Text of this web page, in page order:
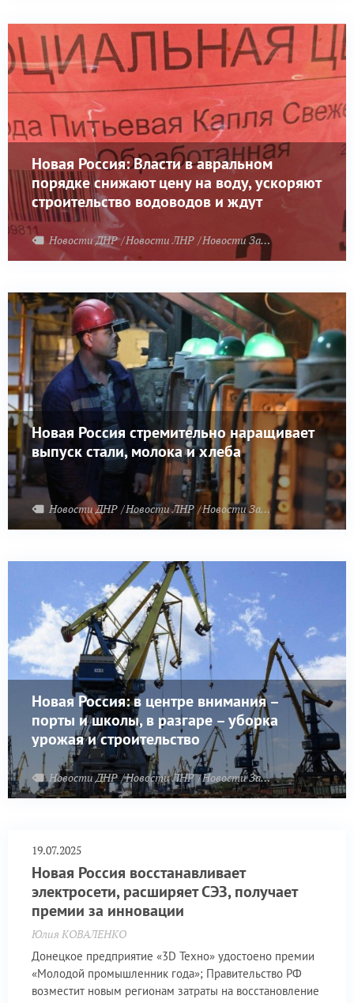
Новая Россия: Власти в авральном
порядке снижают цену на воду, ускоряют
строительство водоводов и ждут
помощи Москвы
Новости ДНР Новости ЛНР Новости Запорожья
Новая Россия стремительно наращивает
выпуск стали, молока и хлеба
Новости ДНР Новости ЛНР Новости Запорожья
Новая Россия: в центре внимания –
порты и школы, в разгаре – уборка
урожая и строительство
Новости ДНР Новости ЛНР Новости Запорожья
19.07.2025
Новая Россия восстанавливает
электросети, расширяет СЭЗ, получает
премии за инновации
Юлия КОВАЛЕНКО
Донецкое предприятие «3D Техно» удостоено премии
«Молодой промышленник года»; Правительство РФ
возместит новым регионам затраты на восстановление